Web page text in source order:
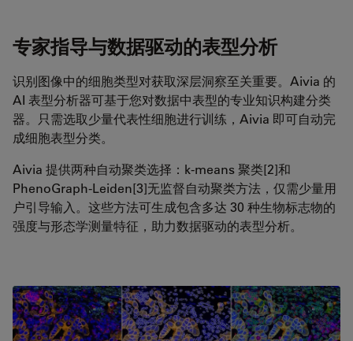
专家指导与数据驱动的表型分析
识别图像中的细胞类型对获取深层洞察至关重要。Aivia 的
AI 表型分析器可基于您对数据中表型的专业知识构建分类
器。只需选取少量代表性细胞进行训练，Aivia 即可自动完
成细胞表型分类。
Aivia 提供两种自动聚类选择：k-means 聚类[2]和
PhenoGraph-Leiden[3]无监督自动聚类方法，仅需少量用
户引导输入。这些方法可生成包含多达 30 种生物标志物的
强度与形态学测量特征，助力数据驱动的表型分析。